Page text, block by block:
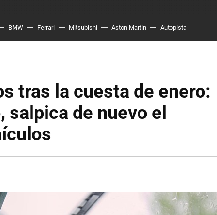
BMW Ferrari Mitsubishi Aston Martin Autopista
tras la cuesta de enero:
salpica de nuevo el